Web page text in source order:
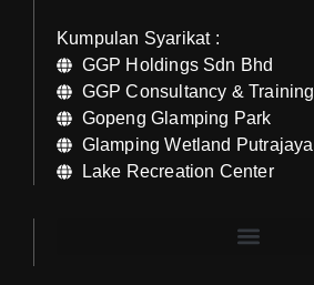
Kumpulan Syarikat :
GGP Holdings Sdn Bhd
GGP Consultancy & Training
Gopeng Glamping Park
Glamping Wetland Putrajaya
Lake Recreation Center